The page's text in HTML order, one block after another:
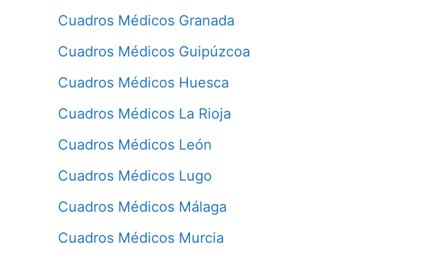
Cuadros Médicos Granada
Cuadros Médicos Guipúzcoa
Cuadros Médicos Huesca
Cuadros Médicos La Rioja
Cuadros Médicos León
Cuadros Médicos Lugo
Cuadros Médicos Málaga
Cuadros Médicos Murcia